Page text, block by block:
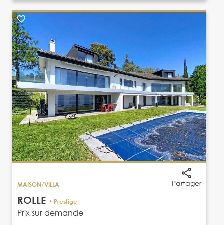
Partager
MAISON/VILLA
ROLLE • Prestige
Prix sur demande